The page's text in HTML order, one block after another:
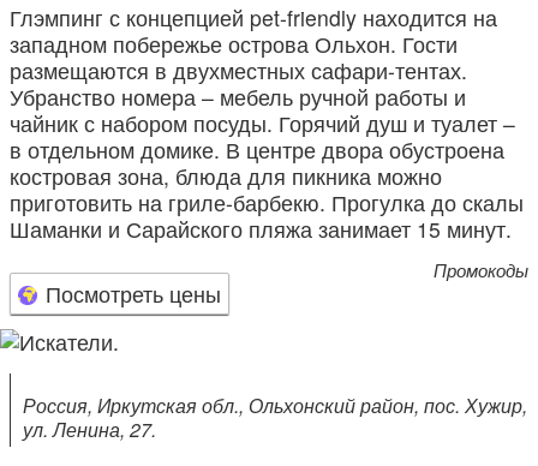
Глэмпинг с концепцией pet-friendly находится на
западном побережье острова Ольхон. Гости
размещаются в двухместных сафари-тентах.
Убранство номера – мебель ручной работы и
чайник с набором посуды. Горячий душ и туалет –
в отдельном домике. В центре двора обустроена
костровая зона, блюда для пикника можно
приготовить на гриле-барбекю. Прогулка до скалы
Шаманки и Сарайского пляжа занимает 15 минут.
Посмотреть цены
Промокоды
Россия, Иркутская обл., Ольхонский район, пос. Хужир,
ул. Ленина, 27.